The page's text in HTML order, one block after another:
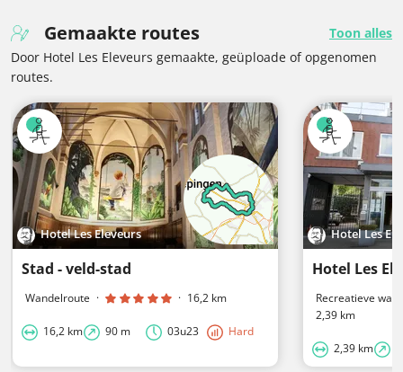
Gemaakte routes
Toon alles
Door Hotel Les Eleveurs gemaakte, geüploade of opgenomen
routes.
Hotel Les Eleveurs
Stad - veld-stad
Wandelroute · · 16,2 km
16,2 km 90 m 03u23 Hard
Hotel Les
Recreatieve
2,39 km
2,39 km